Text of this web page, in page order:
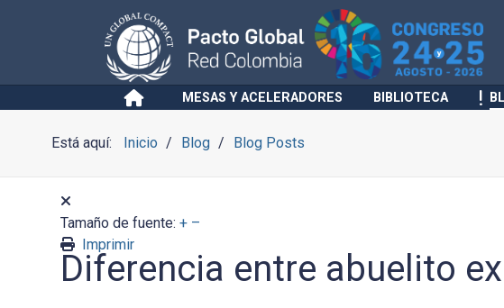
MESAS Y ACELERADORES BIBLIOTECA
Está aquí: Inicio Blog Blog Posts
Tamaño de fuente: + –
Imprimir
Diferencia entre abuelito